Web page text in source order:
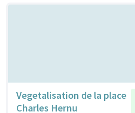
Vegetalisation de la place
Charles Hernu